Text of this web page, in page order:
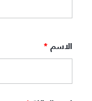
الاسم *